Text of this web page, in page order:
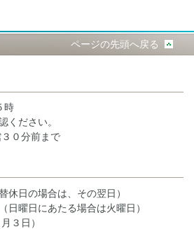
ページの先頭へ戻る
時
ください。
０分前まで
休日の場合は、その翌日）
日曜日にあたる場合は火曜日）
３日）